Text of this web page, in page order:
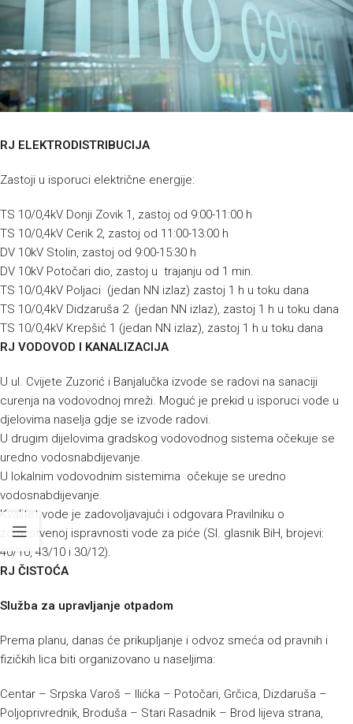
RJ ELEKTRODISTRIBUCIJA
Zastoji u isporuci električne energije:
TS 10/0,4kV Donji Zovik 1, zastoj od 9:00-11:00 h
TS 10/0,4kV Cerik 2, zastoj od 11:00-13:00 h
DV 10kV Stolin, zastoj od 9:00-15:30 h
DV 10kV Potočari dio, zastoj u trajanju od 1 min.
TS 10/0,4kV Poljaci (jedan NN izlaz) zastoj 1 h u toku dana
TS 10/0,4kV Didzaruša 2 (jedan NN izlaz), zastoj 1 h u toku dana
TS 10/0,4kV Krepšić 1 (jedan NN izlaz), zastoj 1 h u toku dana
RJ VODOVOD I KANALIZACIJA
U ul. Cvijete Zuzorić i Banjalučka izvode se radovi na sanaciji
curenja na vodovodnoj mreži. Moguć je prekid u isporuci vode u
djelovima naselja gdje se izvode radovi.
U drugim dijelovima gradskog vodovodnog sistema očekuje se
uredno vodosnabdijevanje.
U lokalnim vodovodnim sistemima očekuje se uredno
vodosnabdijevanje.
Kvalitet vode je zadovoljavajući i odgovara Pravilniku o
zdravstvenoj ispravnosti vode za piće (Sl. glasnik BiH, brojevi:
40/10, 43/10 i 30/12).
RJ ČISTOĆA
Služba za upravljanje otpadom
Prema planu, danas će prikupljanje i odvoz smeća od pravnih i
fizičkih lica biti organizovano u naseljima:
Centar – Srpska Varoš – Ilićka – Potočari, Grčica, Dizdaruša –
Poljoprivrednik, Broduša – Stari Rasadnik – Brod lijeva strana,